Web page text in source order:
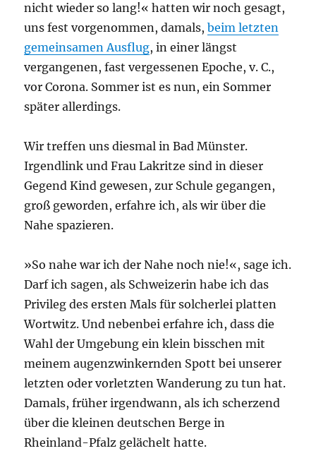
nicht wieder so lang!« hatten wir noch gesagt,
uns fest vorgenommen, damals,beim letzten
gemeinsamen Ausflug, in einer längst
vergangenen, fast vergessenen Epoche, v. C.,
vor Corona. Sommer ist es nun, ein Sommer
später allerdings.
Wir treffen uns diesmal in Bad Münster.
Irgendlink und Frau Lakritze sind in dieser
Gegend Kind gewesen, zur Schule gegangen,
groß geworden, erfahre ich, als wir über die
Nahe spazieren.
»So nahe war ich der Nahe noch nie!«, sage ich.
Darf ich sagen, als Schweizerin habe ich das
Privileg des ersten Mals für solcherlei platten
Wortwitz. Und nebenbei erfahre ich, dass die
Wahl der Umgebung ein klein bisschen mit
meinem augenzwinkernden Spott bei unserer
letzten oder vorletzten Wanderung zu tun hat.
Damals, früher irgendwann, als ich scherzend
über die kleinen deutschen Berge in
Rheinland-Pfalz gelächelt hatte.